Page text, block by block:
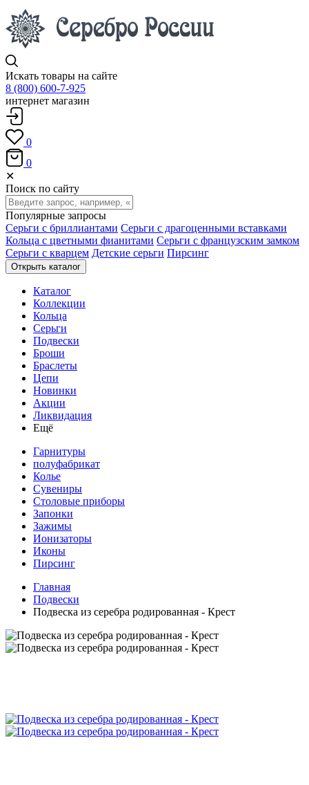
Искать товары на сайте
8 (800) 600-7-925
интернет магазин
0
0
✕
Поиск по сайту
Популярные запросы
Серьги с бриллиантами Серьги с драгоценными вставками
Кольца с цветными фианитами Серьги с французским замком
Серьги с кварцем Детские серьги Пирсинг
Открыть каталог
Каталог
Коллекции
Кольца
Серьги
Подвески
Броши
Браслеты
Цепи
Новинки
Акции
Ликвидация
Ещё
Гарнитуры
полуфабрикат
Колье
Сувениры
Столовые приборы
Запонки
Зажимы
Ионизаторы
Иконы
Пирсинг
Главная
Подвески
Подвеска из серебра родированная - Крест